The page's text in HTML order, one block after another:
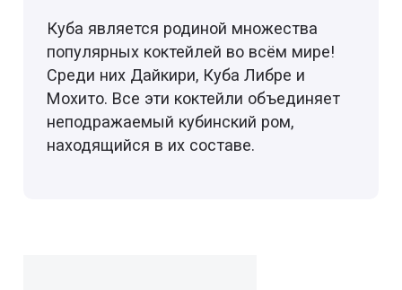
Куба является родиной множества
популярных коктейлей во всём мире!
Среди них Дайкири, Куба Либре и
Мохито. Все эти коктейли объединяет
неподражаемый кубинский ром,
находящийся в их составе.